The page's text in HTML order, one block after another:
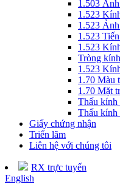
1.503
1.523
1.523
1.523
1.523
Tròng
1.523
1.70 Màu
1.70 Mặt
Thấu kính
Thấu kính
Giấy chứng nhận
Triển lãm
Liên hệ với chúng tôi
RX trực tuyến
English